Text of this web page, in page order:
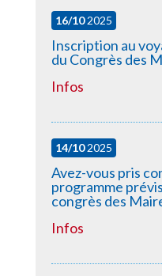
16/102025
Inscription au
du Congrès des
Infos
14/102025
Avez-vous pris
programme
congrès des
Infos